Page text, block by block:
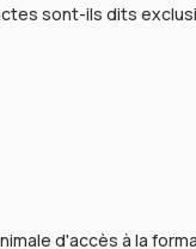
sont-ils dits
d'accès à la